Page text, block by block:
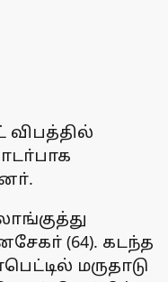
(64). கடந்த
மருதாடு